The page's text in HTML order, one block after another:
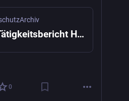
54. Tätigkeitsbericht Hessen LfD 2025 - DatenschutzArchiv
0